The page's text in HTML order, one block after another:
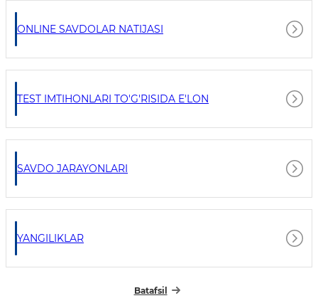
ONLINE SAVDOLAR NATIJASI
TEST IMTIHONLARI TO'G'RISIDA E'LON
SAVDO JARAYONLARI
YANGILIKLAR
Batafsil